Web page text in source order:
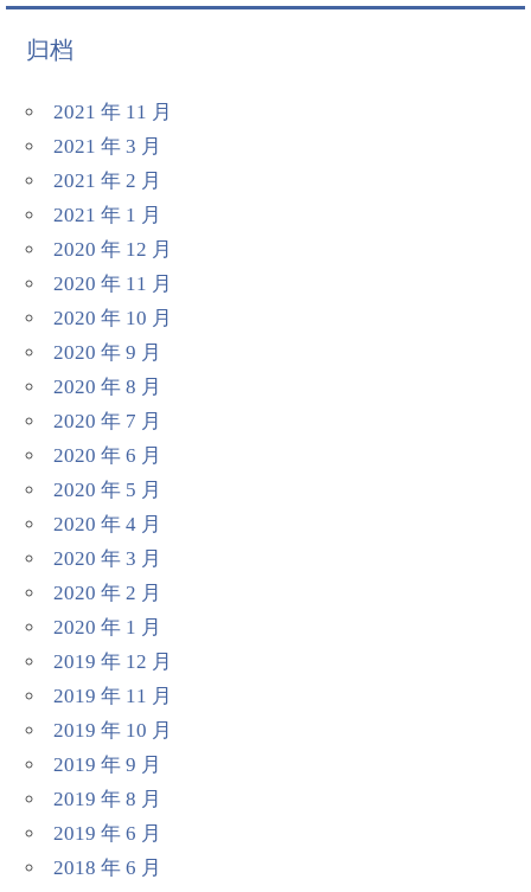
归档
2021 年 11 月
2021 年 3 月
2021 年 2 月
2021 年 1 月
2020 年 12 月
2020 年 11 月
2020 年 10 月
2020 年 9 月
2020 年 8 月
2020 年 7 月
2020 年 6 月
2020 年 5 月
2020 年 4 月
2020 年 3 月
2020 年 2 月
2020 年 1 月
2019 年 12 月
2019 年 11 月
2019 年 10 月
2019 年 9 月
2019 年 8 月
2019 年 6 月
2018 年 6 月